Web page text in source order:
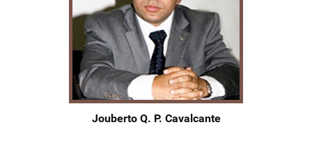
Jouberto Q. P. Cavalcante